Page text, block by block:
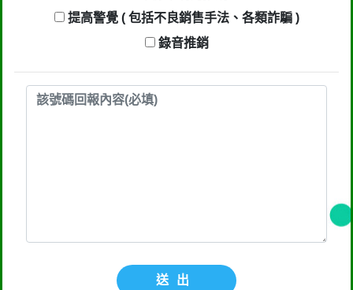
提高警覺 ( 包括不良銷售手法、各類詐騙 )
錄音推銷
送出